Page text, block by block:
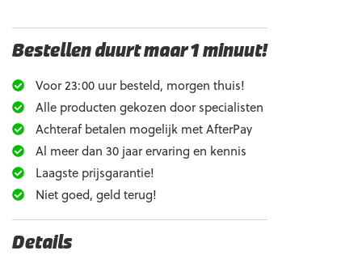
Bestellen duurt maar 1 minuut!
Voor 23:00 uur besteld, morgen thuis!
Alle producten gekozen door specialisten
Achteraf betalen mogelijk met AfterPay
Al meer dan 30 jaar ervaring en kennis
Laagste prijsgarantie!
Niet goed, geld terug!
Details